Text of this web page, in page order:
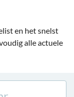
en het snelst
alle actuele